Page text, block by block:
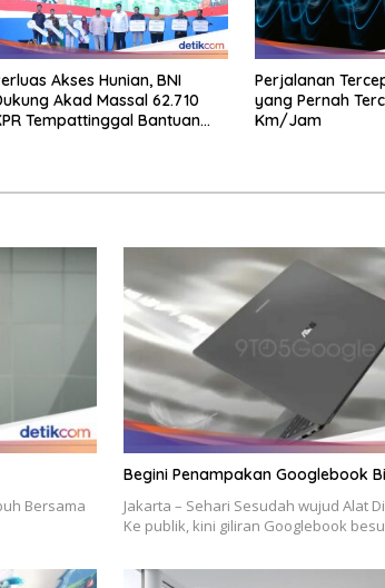
Akses Hunian, BNI
Akad Massal 62.710
Tempattinggal Bantuan
Perjalanan
yang Pernah
Km/Jam
Bersama
Begini Penampakan Googlebook
Jakarta – Sehari Sesudah wujud Alat
Ke publik, kini giliran Googlebook